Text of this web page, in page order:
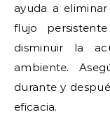
ayuda a
flujo
disminuir la
ambiente.
durante y
eficacia.